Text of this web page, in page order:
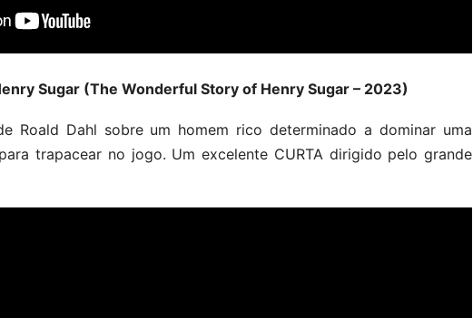
Sugar (The Wonderful Story of Henry Sugar – 2023)
Roald Dahl sobre um homem rico determinado a dominar uma
trapacear no jogo. Um excelente CURTA dirigido pelo grande